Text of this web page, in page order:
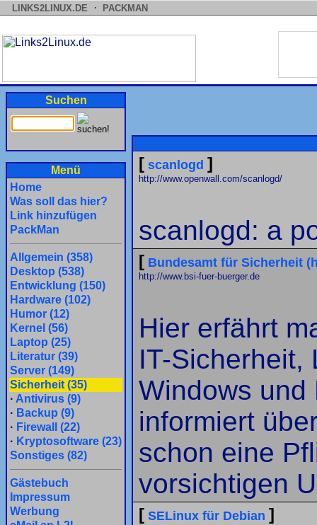
LINKS2LINUX.DE · PACKMAN
Suchen
Menü
Home
Was soll das hier?
Link hinzufügen
PackMan
Allgemein (358)
Desktop (538)
Entwicklung (150)
Hardware (102)
Humor (12)
Kernel (56)
Laptop (25)
Literatur (39)
Server (149)
Sicherheit (35)
· Antivirus (9)
· Backup (9)
· Firewall (22)
· Kryptosoftware (23)
Sonstiges (82)
Gästebuch
Impressum
Werbung
[ scanlogd ]
http://www.openwall.com/scanlogd/
scanlogd: a
[ Bundesamt für Sicherheit
http://www.bsi-fuer-buerger.de
Hier erfährt
IT-Sicherheit,
Windows und
informiert
schon eine
vorsichtigen
[ SELinux für Debian ]